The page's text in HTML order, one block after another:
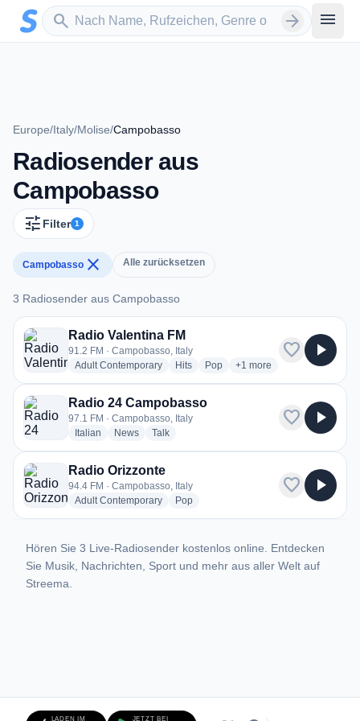
Zum Hauptinhalt springen
search
Sender suchen arrow_forward menu
Europe/Italy/Molise/Campobasso
Radiosender aus
Campobasso
tune Filter 1
Campobasso close Alle zurücksetzen
3 Radiosender aus Campobasso
3 Radiosender aus Campobasso
Radio Valentina FM
91.2 FM · Campobasso, Italy
Adult Contemporaryradio stations
Hitsradio stations
Popradio stations
+1 more genres for Radio
more
favorite play_arrow
Radio 24 Campobasso
97.1 FM · Campobasso, Italy
Italian radio stations
Newsradio stations
Talkradio stations
favorite play_arrow
Radio Orizzonte
94.4 FM · Campobasso, Italy
Adult Contemporaryradio stations
Popradio stations
favorite play_arrow
Hören Sie 3 Live-Radiosender kostenlos online. Entdecken
Sie Musik, Nachrichten, Sport und mehr aus aller Welt auf
Streema.
LADEN IM JETZT BEI